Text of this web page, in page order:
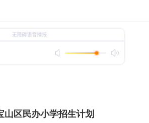
山区民办小学招生计划